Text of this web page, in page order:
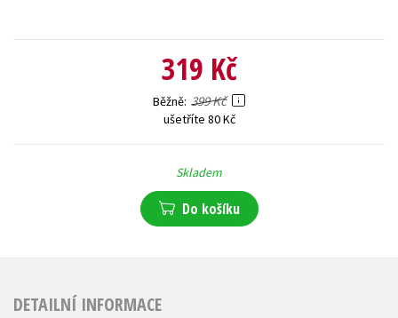
319 Kč
Běžně 399 Kč
ušetříte 80 Kč
Skladem
Do košíku
DETAILNÍ INFORMACE